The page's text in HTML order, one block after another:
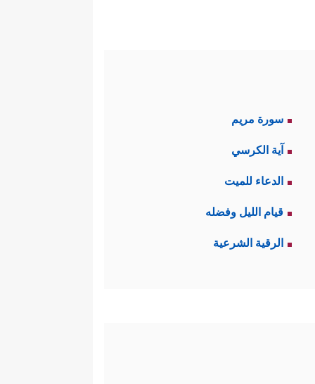
سورة مريم
آية الكرسي
الدعاء للميت
قيام الليل وفضله
الرقية الشرعية